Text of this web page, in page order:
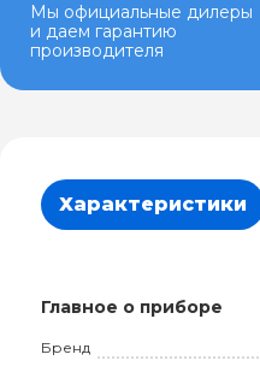
Мы официальные дилеры
и даем гарантию
производителя
Характеристики
Главное о приборе
Бренд